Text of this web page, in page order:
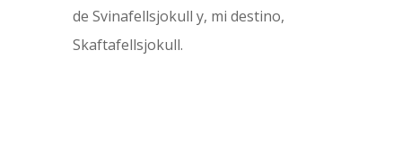
de Svinafellsjokull y, mi destino,
Skaftafellsjokull.